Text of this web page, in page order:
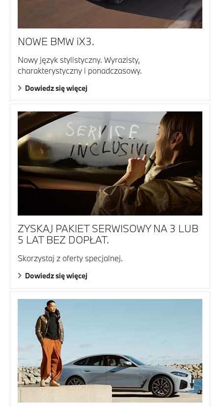
NOWE BMW iX3.
Nowy język stylistyczny. Wyrazisty,
charakterystyczny i ponadczasowy.
Dowiedz się więcej
ZYSKAJ PAKIET SERWISOWY NA 3 LUB
5 LAT BEZ DOPŁAT.
Skorzystaj z oferty specjalnej.
Dowiedz się więcej